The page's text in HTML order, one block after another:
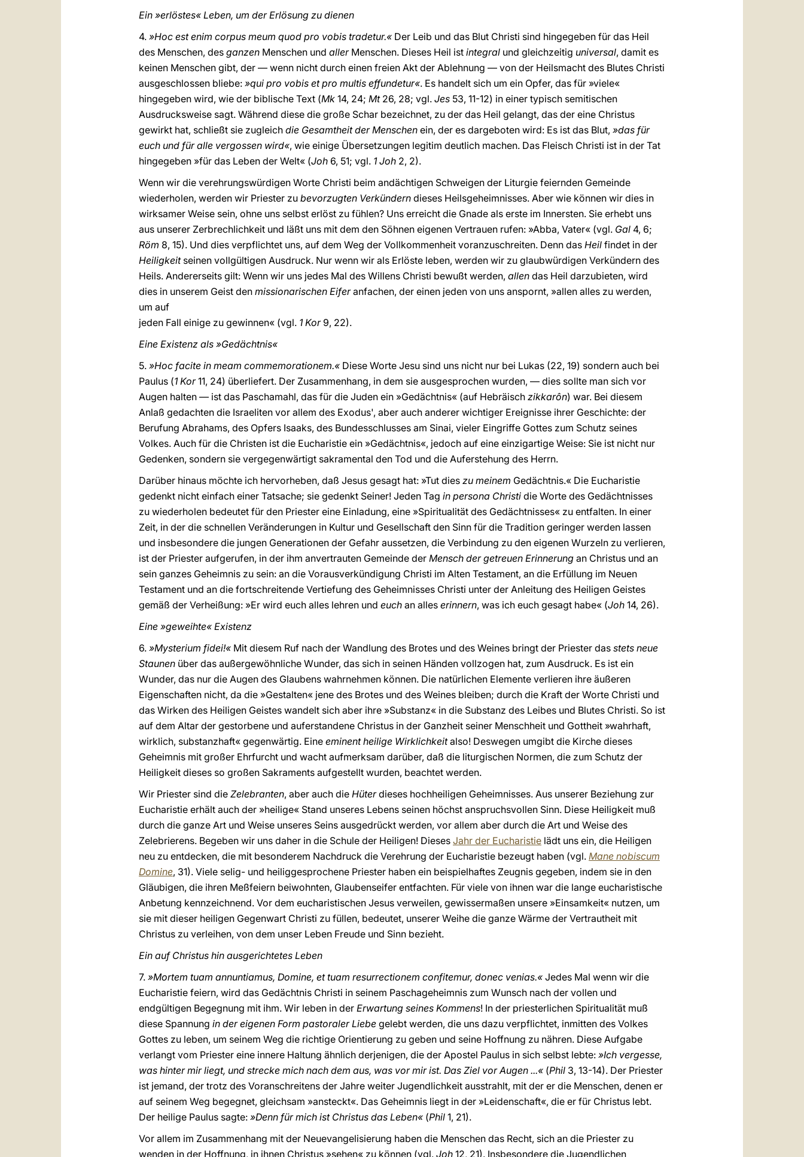
Ein »erlöstes« Leben, um der Erlösung zu dienen
4. »Hoc est enim corpus meum quod pro vobis tradetur.« Der Leib und das Blut Christi sind hingegeben für das Heil
des Menschen, des ganzen Menschen und aller Menschen. Dieses Heil ist integral und gleichzeitig universal, damit es
keinen Menschen gibt, der — wenn nicht durch einen freien Akt der Ablehnung — von der Heilsmacht des Blutes Christi
ausgeschlossen bliebe: »qui pro vobis et pro multis effundetur«. Es handelt sich um ein Opfer, das für »viele«
hingegeben wird, wie der biblische Text (Mk 14, 24; Mt 26, 28; vgl. Jes 53, 11-12) in einer typisch semitischen
Ausdrucksweise sagt. Während diese die große Schar bezeichnet, zu der das Heil gelangt, das der eine Christus
gewirkt hat, schließt sie zugleich die Gesamtheit der Menschen ein, der es dargeboten wird: Es ist das Blut, »das für
euch und für alle vergossen wird«, wie einige Übersetzungen legitim deutlich machen. Das Fleisch Christi ist in der Tat
hingegeben »für das Leben der Welt« (Joh 6, 51; vgl. 1 Joh 2, 2).
Wenn wir die verehrungswürdigen Worte Christi beim andächtigen Schweigen der Liturgie feiernden Gemeinde
wiederholen, werden wir Priester zu bevorzugten Verkündern dieses Heilsgeheimnisses. Aber wie können wir dies in
wirksamer Weise sein, ohne uns selbst erlöst zu fühlen? Uns erreicht die Gnade als erste im Innersten. Sie erhebt uns
aus unserer Zerbrechlichkeit und läßt uns mit dem den Söhnen eigenen Vertrauen rufen: »Abba, Vater« (vgl. Gal 4, 6;
Röm 8, 15). Und dies verpflichtet uns, auf dem Weg der Vollkommenheit voranzuschreiten. Denn das Heil findet in der
Heiligkeitseinen vollgültigen Ausdruck. Nur wenn wir als Erlöste leben, werden wir zu glaubwürdigen Verkündern des
Heils. Andererseits gilt: Wenn wir uns jedes Mal des Willens Christi bewußt werden, allen das Heil darzubieten, wird
dies in unserem Geist den missionarischen Eiferanfachen, der einen jeden von uns anspornt, »allen alles zu werden,
um auf
jeden Fall einige zu gewinnen« (vgl. 1 Kor9, 22).
Eine Existenz als »Gedächtnis«
5. »Hoc facite in meam commemorationem.« Diese Worte Jesu sind uns nicht nur bei Lukas (22, 19) sondern auch bei
Paulus (1 Kor11, 24) überliefert. Der Zusammenhang, in dem sie ausgesprochen wurden, — dies sollte man sich vor
Augen halten — ist das Paschamahl, das für die Juden ein »Gedächtnis« (auf Hebräisch zikkarôn) war. Bei diesem
Anlaß gedachten die Israeliten vor allem des Exodus', aber auch anderer wichtiger Ereignisse ihrer Geschichte: der
Berufung Abrahams, des Opfers Isaaks, des Bundesschlusses am Sinai, vieler Eingriffe Gottes zum Schutz seines
Volkes. Auch für die Christen ist die Eucharistie ein »Gedächtnis«, jedoch auf eine einzigartige Weise: Sie ist nicht nur
Gedenken, sondern sie vergegenwärtigt sakramental den Tod und die Auferstehung des Herrn.
Darüber hinaus möchte ich hervorheben, daß Jesus gesagt hat: »Tut dies zu meinem Gedächtnis.« Die Eucharistie
gedenkt nicht einfach einer Tatsache; sie gedenkt Seiner! Jeden Tag in persona Christi die Worte des Gedächtnisses
zu wiederholen bedeutet für den Priester eine Einladung, eine »Spiritualität des Gedächtnisses« zu entfalten. In einer
Zeit, in der die schnellen Veränderungen in Kultur und Gesellschaft den Sinn für die Tradition geringer werden lassen
und insbesondere die jungen Generationen der Gefahr aussetzen, die Verbindung zu den eigenen Wurzeln zu verlieren,
ist der Priester aufgerufen, in der ihm anvertrauten Gemeinde der Mensch der getreuen Erinnerung an Christus und an
sein ganzes Geheimnis zu sein: an die Vorausverkündigung Christi im Alten Testament, an die Erfüllung im Neuen
Testament und an die fortschreitende Vertiefung des Geheimnisses Christi unter der Anleitung des Heiligen Geistes
gemäß der Verheißung: »Er wird euch alles lehren und euch an alles erinnern, was ich euch gesagt habe« (Joh 14, 26).
Eine »geweihte« Existenz
6. »Mysterium fidei!« Mit diesem Ruf nach der Wandlung des Brotes und des Weines bringt der Priester das stets neue
Staunen über das außergewöhnliche Wunder, das sich in seinen Händen vollzogen hat, zum Ausdruck. Es ist ein
Wunder, das nur die Augen des Glaubens wahrnehmen können. Die natürlichen Elemente verlieren ihre äußeren
Eigenschaften nicht, da die »Gestalten« jene des Brotes und des Weines bleiben; durch die Kraft der Worte Christi und
das Wirken des Heiligen Geistes wandelt sich aber ihre »Substanz« in die Substanz des Leibes und Blutes Christi. So ist
auf dem Altar der gestorbene und auferstandene Christus in der Ganzheit seiner Menschheit und Gottheit »wahrhaft,
wirklich, substanzhaft« gegenwärtig. Eine eminent heilige Wirklichkeitalso! Deswegen umgibt die Kirche dieses
Geheimnis mit großer Ehrfurcht und wacht aufmerksam darüber, daß die liturgischen Normen, die zum Schutz der
Heiligkeit dieses so großen Sakraments aufgestellt wurden, beachtet werden.
Wir Priester sind die Zelebranten, aber auch die Hüterdieses hochheiligen Geheimnisses. Aus unserer Beziehung zur
Eucharistie erhält auch der »heilige« Stand unseres Lebens seinen höchst anspruchsvollen Sinn. Diese Heiligkeit muß
durch die ganze Art und Weise unseres Seins ausgedrückt werden, vor allem aber durch die Art und Weise des
Zelebrierens. Begeben wir uns daher in die Schule der Heiligen! Dieses Jahr der Eucharistie lädt uns ein, die Heiligen
neu zu entdecken, die mit besonderem Nachdruck die Verehrung der Eucharistie bezeugt haben (vgl. Mane nobiscum
Domine, 31). Viele selig- und heiliggesprochene Priester haben ein beispielhaftes Zeugnis gegeben, indem sie in den
Gläubigen, die ihren Meßfeiern beiwohnten, Glaubenseifer entfachten. Für viele von ihnen war die lange eucharistische
Anbetung kennzeichnend. Vor dem eucharistischen Jesus verweilen, gewissermaßen unsere »Einsamkeit« nutzen, um
sie mit dieser heiligen Gegenwart Christi zu füllen, bedeutet, unserer Weihe die ganze Wärme der Vertrautheit mit
Christus zu verleihen, von dem unser Leben Freude und Sinn bezieht.
Ein auf Christus hin ausgerichtetes Leben
7. »Mortem tuam annuntiamus, Domine, et tuam resurrectionem confitemur, donec venias.« Jedes Mal wenn wir die
Eucharistie feiern, wird das Gedächtnis Christi in seinem Paschageheimnis zum Wunsch nach der vollen und
endgültigen Begegnung mit ihm. Wir leben in der Erwartung seines Kommens! In der priesterlichen Spiritualität muß
diese Spannung in der eigenen Form pastoraler Liebe gelebt werden, die uns dazu verpflichtet, inmitten des Volkes
Gottes zu leben, um seinem Weg die richtige Orientierung zu geben und seine Hoffnung zu nähren. Diese Aufgabe
verlangt vom Priester eine innere Haltung ähnlich derjenigen, die der Apostel Paulus in sich selbst lebte: »Ich vergesse,
was hinter mir liegt, und strecke mich nach dem aus, was vor mir ist. Das Ziel vor Augen ...« (Phil 3, 13-14). Der Priester
ist jemand, der trotz des Voranschreitens der Jahre weiter Jugendlichkeit ausstrahlt, mit der er die Menschen, denen er
auf seinem Weg begegnet, gleichsam »ansteckt«. Das Geheimnis liegt in der »Leidenschaft«, die er für Christus lebt.
Der heilige Paulus sagte: »Denn für mich ist Christus das Leben« (Phil 1, 21).
Vor allem im Zusammenhang mit der Neuevangelisierung haben die Menschen das Recht, sich an die Priester zu
wenden in der Hoffnung, in ihnen Christus »sehen« zu können (vgl. Joh 12, 21). Insbesondere die Jugendlichen